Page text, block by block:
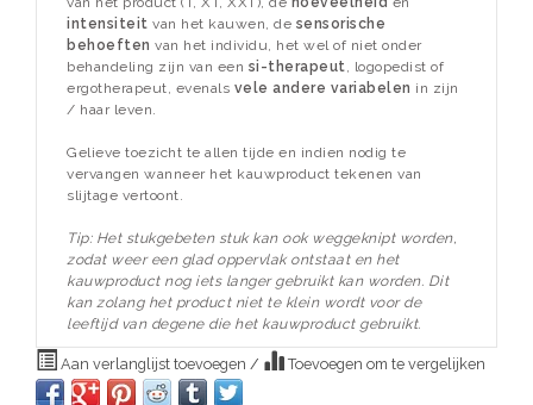
intensiteit van het kauwen, de sensorische
behoeften van het individu, het wel of niet onder
behandeling zijn van een si-therapeut, logopedist of
ergotherapeut, evenals vele andere variabelen in zijn
/ haar leven.
Gelieve toezicht te allen tijde en indien nodig te
vervangen wanneer het kauwproduct tekenen van
slijtage vertoont.
Tip: Het stukgebeten stuk kan ook weggeknipt worden,
zodat weer een glad oppervlak ontstaat en het
kauwproduct nog iets langer gebruikt kan worden. Dit
kan zolang het product niet te klein wordt voor de
leeftijd van degene die het kauwproduct gebruikt.
Aan verlanglijst toevoegen / Toevoegen om te vergelijken